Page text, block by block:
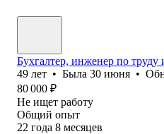
Бухгалтер, инженер по труду
49 лет • Была 30 июня •
80 000 ₽
Не ищет работу
Общий опыт
22 года 8 месяцев